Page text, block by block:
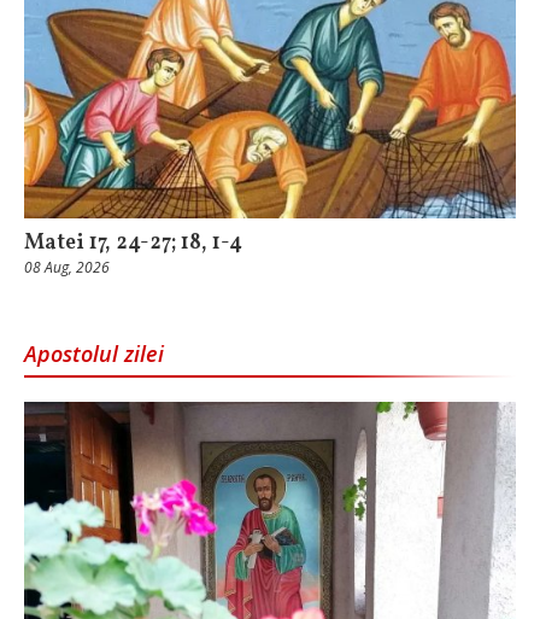
Matei 17, 24-27; 18, 1-4
08 Aug, 2026
Apostolul zilei